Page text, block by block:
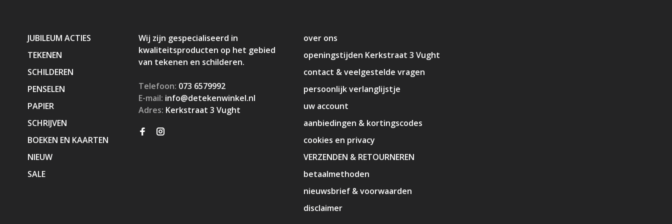
JUBILEUM ACTIES
TEKENEN
SCHILDEREN
PENSELEN
PAPIER
SCHRIJVEN
BOEKEN EN KAARTEN
NIEUW
SALE
Wij zijn gespecialiseerd in
kwaliteitsproducten op het gebied
van tekenen en schilderen.
Telefoon: 073 6579992
E-mail: info@detekenwinkel.nl
Adres: Kerkstraat 3 Vught
over ons
openingstijden Kerkstraat 3 Vught
contact & veelgestelde vragen
persoonlijk verlanglijstje
uw account
aanbiedingen & kortingscodes
cookies en privacy
VERZENDEN & RETOURNEREN
betaalmethoden
nieuwsbrief & voorwaarden
disclaimer